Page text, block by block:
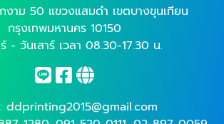
งาม 50 แขวงแสมดำ เขตบางขุนเทียน
กรุงเทพมหานคร 10150
- วันเสาร์ เวลา 08.30-17.30 น.
ddprinting2015@gmail.com